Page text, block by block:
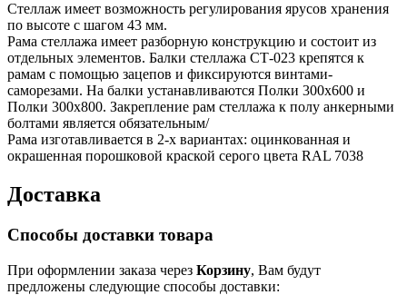
Стеллаж имеет возможность регулирования ярусов хранения
по высоте с шагом 43 мм.
Рама стеллажа имеет разборную конструкцию и состоит из
отдельных элементов. Балки стеллажа СТ-023 крепятся к
рамам с помощью зацепов и фиксируются винтами-
саморезами. На балки устанавливаются Полки 300х600 и
Полки 300х800. Закрепление рам стеллажа к полу анкерными
болтами является обязательным/
Рама изготавливается в 2-х вариантах: оцинкованная и
окрашенная порошковой краской серого цвета RAL 7038
Доставка
Способы доставки товара
При оформлении заказа через Корзину, Вам будут
предложены следующие способы доставки: